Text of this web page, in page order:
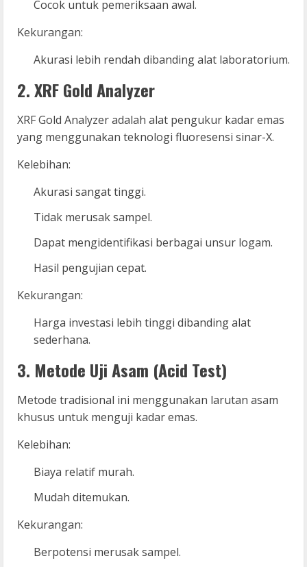
Cocok untuk pemeriksaan awal.
Kekurangan:
Akurasi lebih rendah dibanding alat laboratorium.
2. XRF Gold Analyzer
XRF Gold Analyzer adalah alat pengukur kadar emas
yang menggunakan teknologi fluoresensi sinar-X.
Kelebihan:
Akurasi sangat tinggi.
Tidak merusak sampel.
Dapat mengidentifikasi berbagai unsur logam.
Hasil pengujian cepat.
Kekurangan:
Harga investasi lebih tinggi dibanding alat
sederhana.
3. Metode Uji Asam (Acid Test)
Metode tradisional ini menggunakan larutan asam
khusus untuk menguji kadar emas.
Kelebihan:
Biaya relatif murah.
Mudah ditemukan.
Kekurangan:
Berpotensi merusak sampel.